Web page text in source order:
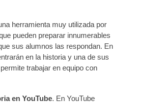
herramienta muy utilizada por
pueden preparar innumerables
sus alumnos las respondan. En
en la historia y una de sus
trabajar en equipo con
en YouTube. En YouTube